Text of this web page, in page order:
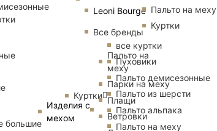
Leoni Bourge
Все бренды
Изделия с
мехом
Пальто на
меху
Парки на меху
Плащи
Ветровки
большие
Пальто на меху
Куртки
Куртки
все куртки
Пуховики
Пальто демисезонные
Пальто из шерсти
Пальто альпака
Пальто на меху